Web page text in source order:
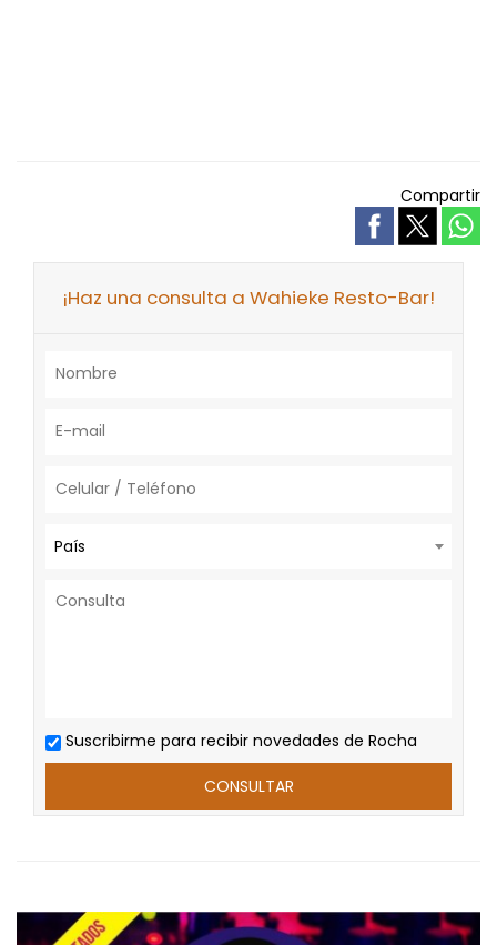
Compartir
¡Haz una consulta a Wahieke Resto-Bar!
País
Suscribirme para recibir novedades de Rocha